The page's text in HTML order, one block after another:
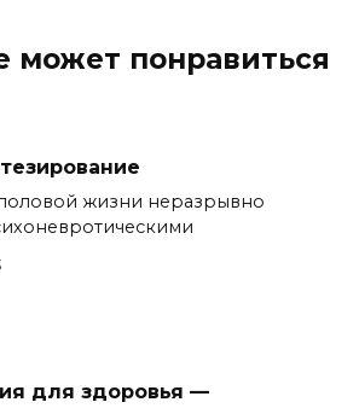
может понравиться
жизни неразрывно
для здоровья —